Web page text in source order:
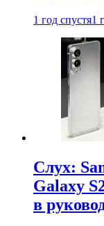
1 год спустя1
Слух:
Galaxy
в